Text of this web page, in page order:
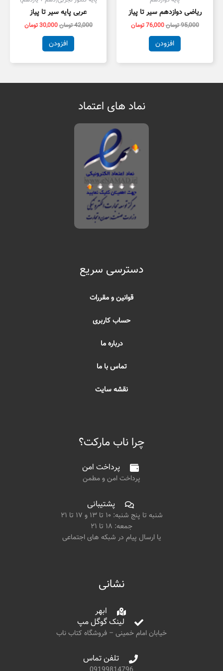
ریاضی دوازدهم سیر تا پیاز
95,000تومان76,000تومان
افزودن
عربی پایه سیر تا پیاز
42,000تومان30,000تومان
افزودن
نماد های اعتماد
دسترسی سریع
قوانین و مقررات
حساب کاربری
درباره ما
تماس با ما
نقشه سایت
چرا ناب مارکت؟
پرداخت امن
پرداخت امن و مطمن
پشتیبانی
شنبه تا پنج شنبه: ۱۰ تا ۱۳ و ۱۷ تا ۲۱
جمعه: ۱۸ تا ۲۱
یا ارسال پیام در شبکه های اجتماعی
نشانی
ابهر
لینک گوگل مپ
خیابان امام خمینی – فروشگاه کتاب ناب
تلفن تماس